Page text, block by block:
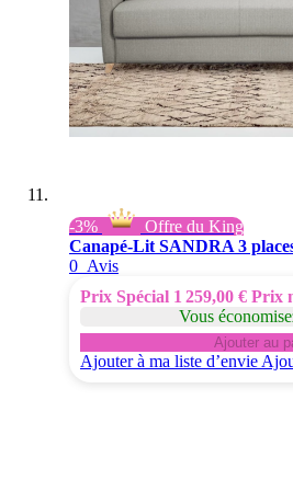
-3%
Offre du King
Canapé-Lit SANDRA 3
0 Avis
Prix Spécial 1 259,00 € Prix
Vous
Ajouter au
Ajouter à ma liste d’envie